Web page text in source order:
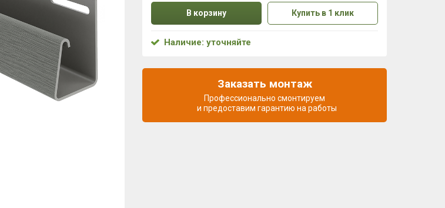
В корзину Купить в 1 клик
Наличие: уточняйте
Заказать монтаж
Профессионально смонтируем
и предоставим гарантию на работы